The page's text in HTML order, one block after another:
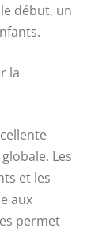
début, un
la
Les
et les
aux
permet